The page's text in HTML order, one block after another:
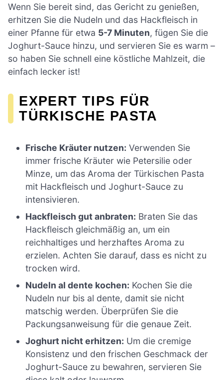
Wenn Sie bereit sind, das Gericht zu genießen,
erhitzen Sie die Nudeln und das Hackfleisch in
einer Pfanne für etwa 5-7 Minuten, fügen Sie die
Joghurt-Sauce hinzu, und servieren Sie es warm –
so haben Sie schnell eine köstliche Mahlzeit, die
einfach lecker ist!
EXPERT TIPS FÜR
TÜRKISCHE PASTA
Frische Kräuter nutzen: Verwenden Sie
immer frische Kräuter wie Petersilie oder
Minze, um das Aroma der Türkischen Pasta
mit Hackfleisch und Joghurt-Sauce zu
intensivieren.
Hackfleisch gut anbraten: Braten Sie das
Hackfleisch gleichmäßig an, um ein
reichhaltiges und herzhaftes Aroma zu
erzielen. Achten Sie darauf, dass es nicht zu
trocken wird.
Nudeln al dente kochen: Kochen Sie die
Nudeln nur bis al dente, damit sie nicht
matschig werden. Überprüfen Sie die
Packungsanweisung für die genaue Zeit.
Joghurt nicht erhitzen: Um die cremige
Konsistenz und den frischen Geschmack der
Joghurt-Sauce zu bewahren, servieren Sie